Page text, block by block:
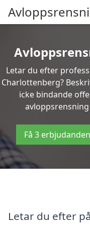
Letar du efter
Charlottenberg?
icke bindande
Få 3
Letar du efter